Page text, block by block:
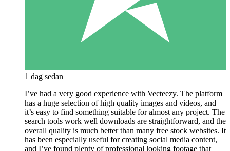
1 dag sedan
I’ve had a very good experience with Vecteezy. The platform
has a huge selection of high quality images and videos, and
it’s easy to find something suitable for almost any project. The
search tools work well downloads are straightforward, and the
overall quality is much better than many free stock websites. It
has been especially useful for creating social media content,
and I’ve found plenty of professional looking footage that